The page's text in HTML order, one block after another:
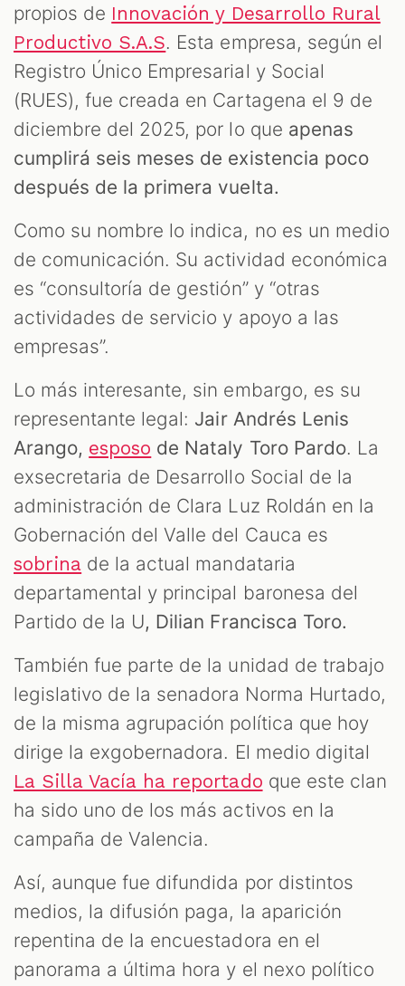
propios de Innovación y Desarrollo Rural
Productivo S.A.S. Esta empresa, según el
Registro Único Empresarial y Social
(RUES), fue creada en Cartagena el 9 de
diciembre del 2025, por lo que apenas
cumplirá seis meses de existencia poco
después de la primera vuelta.
Como su nombre lo indica, no es un medio
de comunicación. Su actividad económica
es “consultoría de gestión” y “otras
actividades de servicio y apoyo a las
empresas”.
Lo más interesante, sin embargo, es su
representante legal: Jair Andrés Lenis
Arango, esposo de Nataly Toro Pardo. La
exsecretaria de Desarrollo Social de la
administración de Clara Luz Roldán en la
Gobernación del Valle del Cauca es
sobrina de la actual mandataria
departamental y principal baronesa del
Partido de la U, Dilian Francisca Toro.
También fue parte de la unidad de trabajo
legislativo de la senadora Norma Hurtado,
de la misma agrupación política que hoy
dirige la exgobernadora. El medio digital
La Silla Vacía ha reportado que este clan
ha sido uno de los más activos en la
campaña de Valencia.
Así, aunque fue difundida por distintos
medios, la difusión paga, la aparición
repentina de la encuestadora en el
panorama a última hora y el nexo político